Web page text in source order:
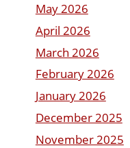
May 2026
April 2026
March 2026
February 2026
January 2026
December 2025
November 2025